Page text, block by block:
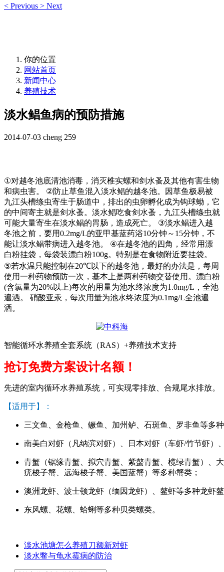
< Previous > Next
你的位置
网站首页
新闻中心
养殖技术
淡水鲳鱼病的预防措施
2014-07-03 cheng 259
①对越冬池底清池消毒，消灭椎实螺和剑水蚤及其他有害生物
和病虫害。
②防止草鱼混入淡水鲳的越冬池。因草鱼极易被
九江头槽绦虫寄生于肠道中，排出的虫卵孵化成为钩球蚴，它
的中间寄主就是剑水蚤。淡水鲳吃食剑水蚤，九江头槽绦虫就
可能大量寄生在淡水鲳的胃肠，造成死亡。
③淡水鲳进入越
冬池之前，要用0.2mg/L的亚甲基蓝药浴10分钟～ 15分钟，不
能让淡水鲳带病进入越冬池。
④在越冬池的四角，经常用漂
白粉挂袋，每袋装漂白粉100g。特别是在食物附近要挂袋。
⑤若水温只能控制在20℃以下的越冬池，最好的办法是，每周
使用一种药物预防一次，基本上是两种药物交替使用。漂白粉
(含氯量为20%以上)每次的用量为池水终浓度为1.0mg/L ，全池
遍洒。 硝酸亚汞，每次用量为池水终浓度为0.1mg/L全池遍
洒。
智能循环水养殖全套系统（RAS）+养殖技术支持
抢订免费方案设计名额！
先进的室内循环水养殖系统，可实现零排放、合规尾水排放。
【适用于】：
三文鱼、金枪鱼、鳜鱼、加州鲈、石斑鱼、罗非鱼等多
南美白对虾（凡纳滨对虾）、日本对虾（车虾/竹节虾）
青蟹（锯缘青蟹、拟穴青蟹、紫螯青蟹、榄绿青蟹）、
疣梭子蟹、远海梭子蟹、美国蓝蟹）等多种蟹类；
澳洲龙虾、波士顿龙虾（缅因龙虾）、鳌虾等多种龙虾
东风螺、花螺、蛤蜊等多种贝类螺类。
淡水池塘怎么养殖刀额新对虾
淡水鳖与龟水霉病的防治